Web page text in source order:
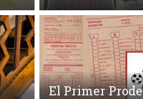
El Primer Prode